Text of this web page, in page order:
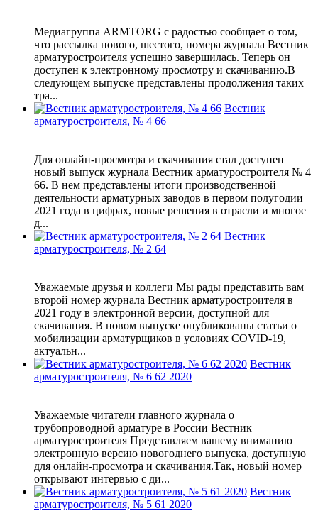
Медиагруппа ARMTORG с радостью сообщает о том,
что рассылка нового, шестого, номера журнала Вестник
арматуростроителя успешно завершилась. Теперь он
доступен к электронному просмотру и скачиванию.В
следующем выпуске представлены продолжения таких
тра...
Вестник
арматуростроителя, № 4 66
Для онлайн-просмотра и скачивания стал доступен
новый выпуск журнала Вестник арматуростроителя № 4
66. В нем представлены итоги производственной
деятельности арматурных заводов в первом полугодии
2021 года в цифрах, новые решения в отрасли и многое
д...
Вестник
арматуростроителя, № 2 64
Уважаемые друзья и коллеги Мы рады представить вам
второй номер журнала Вестник арматуростроителя в
2021 году в электронной версии, доступной для
скачивания. В новом выпуске опубликованы статьи о
мобилизации арматурщиков в условиях COVID-19,
актуальн...
Вестник
арматуростроителя, № 6 62 2020
Уважаемые читатели главного журнала о
трубопроводной арматуре в России Вестник
арматуростроителя Представляем вашему вниманию
электронную версию новогоднего выпуска, доступную
для онлайн-просмотра и скачивания.Так, новый номер
открывают интервью c ди...
Вестник
арматуростроителя, № 5 61 2020